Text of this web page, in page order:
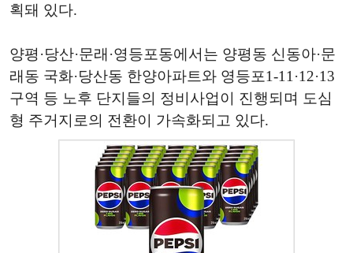
획돼 있다.
양평·당산·문래·영등포동에서는 양평동 신동아·문
래동 국화·당산동 한양아파트와 영등포1-11·12·13
구역 등 노후 단지들의 정비사업이 진행되며 도심
형 주거지로의 전환이 가속화되고 있다.